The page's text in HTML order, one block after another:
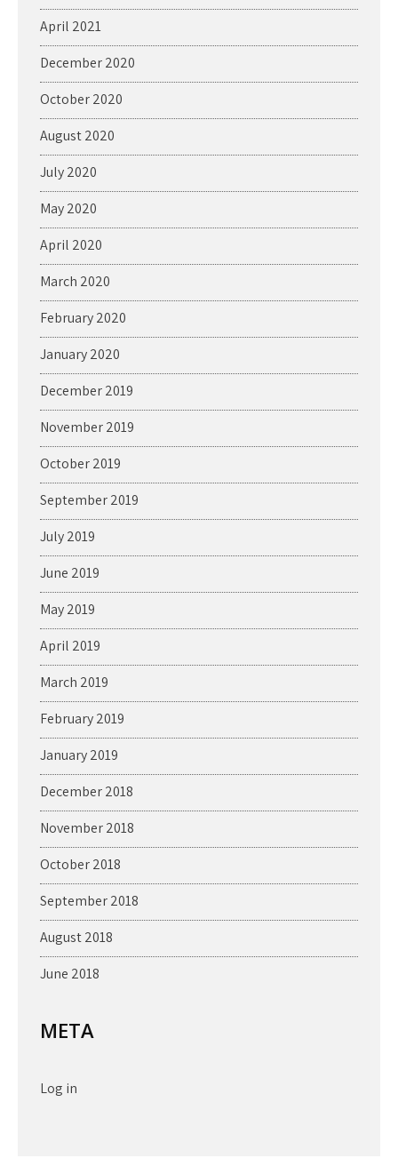
April 2021
December 2020
October 2020
August 2020
July 2020
May 2020
April 2020
March 2020
February 2020
January 2020
December 2019
November 2019
October 2019
September 2019
July 2019
June 2019
May 2019
April 2019
March 2019
February 2019
January 2019
December 2018
November 2018
October 2018
September 2018
August 2018
June 2018
META
Log in